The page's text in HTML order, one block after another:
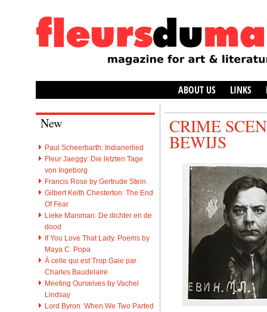
ABOUT US LINKS
New
Paul Scheerbarth: Indianerlied
Fleur Jaeggy: Die letzten Tage
von Ingeborg
Francis Rose by Gertrude Stein
Gilbert Keith Chesterton: The End
Of Fear
Lieke Marsman: De dichter en de
dood
If You Love That Lady. Poems by
Maya C. Popa
À celle qui est Trop Gaie par
Charles Baudelaire
Meeting Ourselves by Vachel
Lindsay
Lord Byron: When We Two Parted
CRIME
BEWIJS